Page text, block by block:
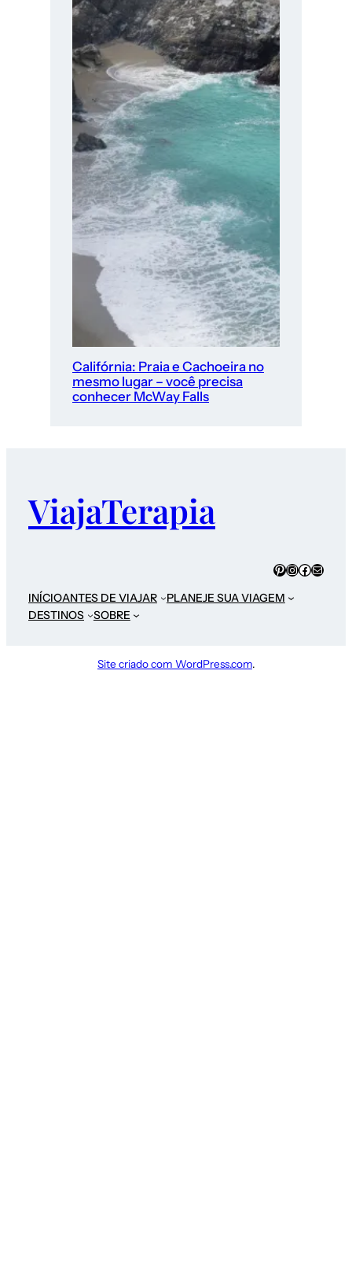
Califórnia: Praia e Cachoeira no
mesmo lugar – você precisa
conhecer McWay Falls
ViajaTerapia
INÍCIOANTES DE VIAJAR
PLANEJE SUA VIAGEM
DESTINOS
SOBRE
Site criado com WordPress.com.